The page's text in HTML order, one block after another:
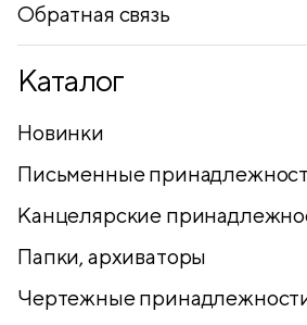
Обратная связь
Каталог
Новинки
Письменные
Канцелярские
Папки, архиваторы
Чертежные